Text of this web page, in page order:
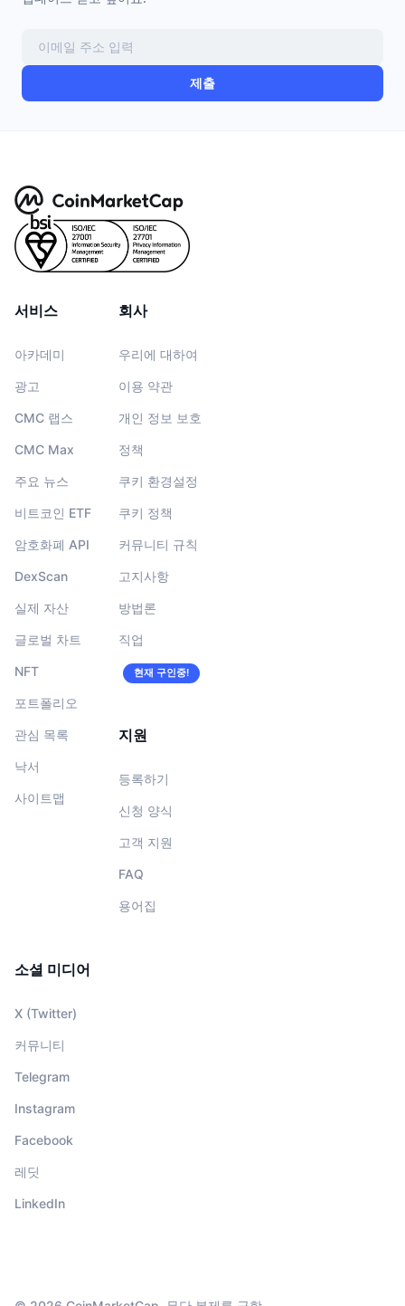
제출
서비스
아카데미
광고
CMC 랩스
CMC Max
주요 뉴스
비트코인 ETF
암호화폐 API
DexScan
실제 자산
글로벌 차트
NFT
포트폴리오
관심 목록
낙서
사이트맵
회사
우리에 대하여
이용 약관
개인 정보 보호
정책
쿠키 환경설정
쿠키 정책
커뮤니티 규칙
고지사항
방법론
직업
현재 구인중!
지원
등록하기
신청 양식
고객 지원
FAQ
용어집
소셜 미디어
X (Twitter)
커뮤니티
Telegram
Instagram
Facebook
레딧
LinkedIn